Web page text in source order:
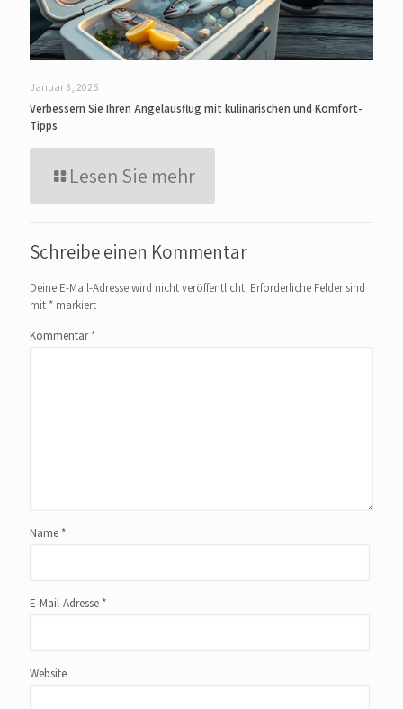
Januar 3, 2026
Verbessern Sie Ihren Angelausflug mit kulinarischen und Komfort-
Tipps
Lesen Sie mehr
Schreibe einen Kommentar
Deine E-Mail-Adresse wird nicht veröffentlicht. Erforderliche Felder sind
mit * markiert
Kommentar*
Name *
E-Mail-Adresse *
Website